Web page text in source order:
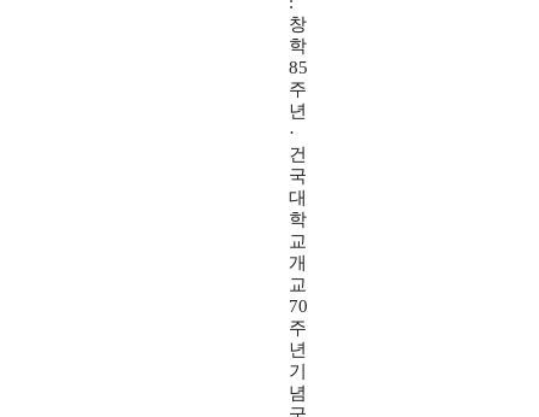
창
학
85
주
년
·
건
국
대
학
교
개
교
70
주
년
기
념